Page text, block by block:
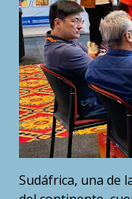
Sudáfrica, una de